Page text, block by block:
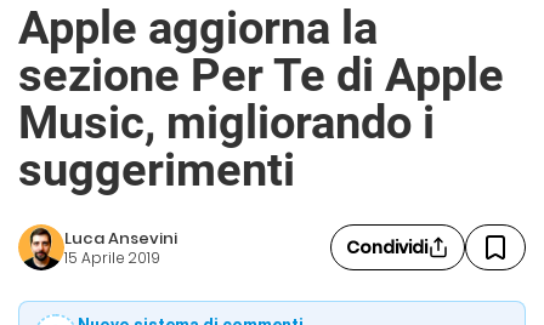
Apple aggiorna la
sezione Per Te di Apple
Music, migliorando i
suggerimenti
Luca Ansevini
15 Aprile 2019 Condividi